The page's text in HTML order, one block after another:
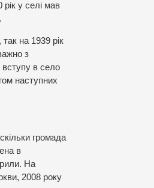
у селі мав
на 1939 рік
з
вступу в село
наступних
громада
в
На
2008 року